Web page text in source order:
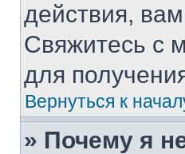
действия,
Свяжитесь с
для
Вернуться к
» Почему я